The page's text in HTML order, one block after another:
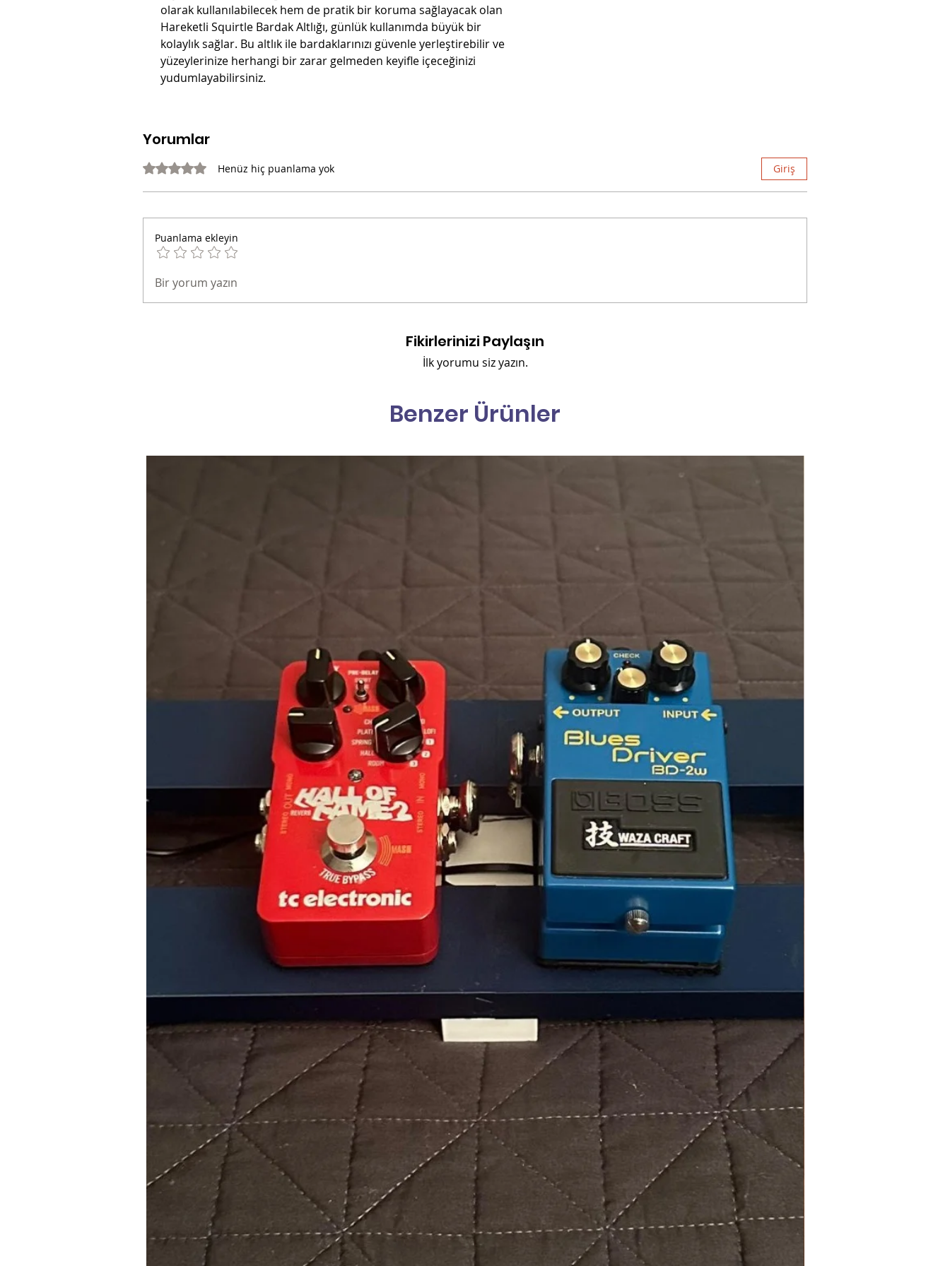
olarak kullanılabilecek hem de pratik bir koruma sağlayacak olan
Hareketli Squirtle Bardak Altlığı, günlük kullanımda büyük bir
kolaylık sağlar. Bu altlık ile bardaklarınızı güvenle yerleştirebilir ve
yüzeylerinize herhangi bir zarar gelmeden keyifle içeceğinizi
yudumlayabilirsiniz.
Yorumlar
Giriş
5 üzerinden 0 yıldız Henüz hiç puanlama yok
Puanlama ekleyin
Bir yorum yazın
Fikirlerinizi Paylaşın
İlk yorumu siz yazın.
Benzer Ürünler